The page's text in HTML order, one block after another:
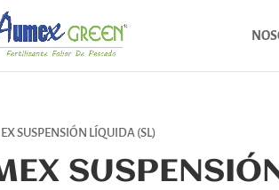
SUSPENSIÓN LÍQUIDA (SL)